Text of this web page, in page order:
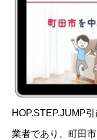
HOP.STEP.JUMP
業者であり、町田